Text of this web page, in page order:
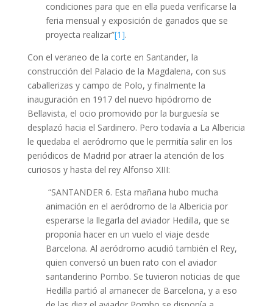
condiciones para que en ella pueda verificarse la
feria mensual y exposición de ganados que se
proyecta realizar”[1].
Con el veraneo de la corte en Santander, la
construcción del Palacio de la Magdalena, con sus
caballerizas y campo de Polo, y finalmente la
inauguración en 1917 del nuevo hipódromo de
Bellavista, el ocio promovido por la burguesía se
desplazó hacia el Sardinero. Pero todavía a La Albericia
le quedaba el aeródromo que le permitía salir en los
periódicos de Madrid por atraer la atención de los
curiosos y hasta del rey Alfonso XIII:
“SANTANDER 6. Esta mañana hubo mucha
animación en el aeródromo de la Albericia por
esperarse la llegarla del aviador Hedilla, que se
proponía hacer en un vuelo el viaje desde
Barcelona. Al aeródromo acudió también el Rey,
quien conversó un buen rato con el aviador
santanderino Pombo. Se tuvieron noticias de que
Hedilla partió al amanecer de Barcelona, y a eso